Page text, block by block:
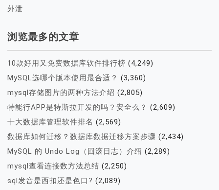
外泄
浏览最多的文章
10款好用又免费数据库软件排行榜 (4,249)
MySQL选哪个版本使用最合适？ (3,360)
mysql存储图片的两种方法介绍 (2,805)
特能行APP是特斯拉开发的吗？安全么？ (2,609)
十大数据库管理软件排名 (2,569)
数据库如何迁移？数据库数据迁移方案步骤 (2,434)
MySQL 的 Undo Log（回滚日志）介绍 (2,289)
mysql查看连接数方法总结 (2,250)
sql发音是西扣还是色口? (2,089)